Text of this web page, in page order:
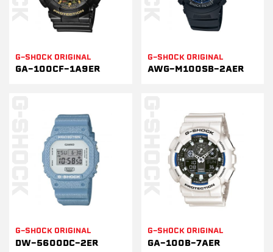
G-SHOCK ORIGINAL
GA-100CF-1A9ER
G-SHOCK ORIGINAL
AWG-M100SB-2AER
G-SHOCK ORIGINAL
DW-5600DC-2ER
G-SHOCK ORIGINAL
GA-100B-7AER